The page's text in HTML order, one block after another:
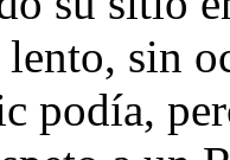
sin
podía,